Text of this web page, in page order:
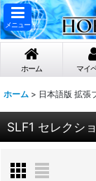
メニュー
ホーム マイ
ホーム > 日本語版 拡張
SLF1 セレクシ